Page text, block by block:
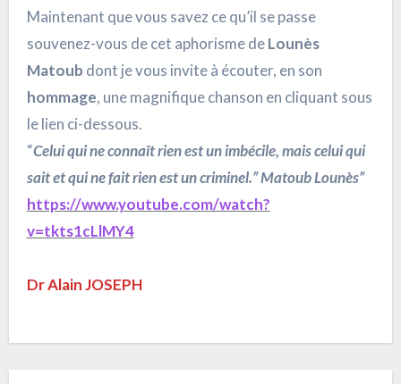
Maintenant que vous savez ce qu’il se passe
souvenez-vous de cet aphorisme deLounès
Matoub dont je vous invite à écouter, en son
hommage, une magnifique chanson en cliquant sous
le lien ci-dessous.
“Celui qui ne connaît rien est un imbécile, mais celui qui
sait et qui ne fait rien est un criminel.” Matoub Lounès”
https://www.youtube.com/watch?
v=tkts1cLlMY4
Dr Alain JOSEPH